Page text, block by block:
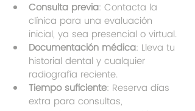
Consulta previa: Contacta la
clínica para una evaluación
inicial, ya sea presencial o virtual.
Documentación médica: Lleva tu
historial dental y cualquier
radiografía reciente.
Tiempo suficiente: Reserva días
extra para consultas,